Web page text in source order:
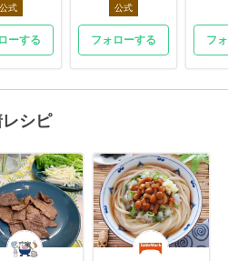
公式
ーする
公式
フォローする フ
シピ